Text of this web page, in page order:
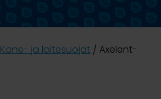
Kone- ja laitesuojat / Axelent-